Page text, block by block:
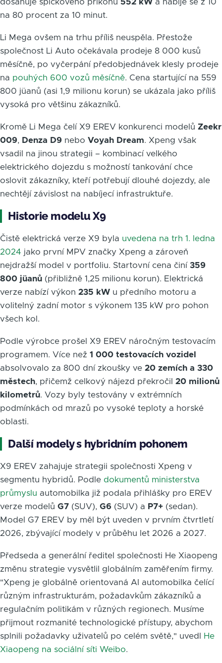
dosahuje špičkového příkonu 552 kW a nabije se z 10
na 80 procent za 10 minut.
Li Mega ovšem na trhu příliš neuspěla. Přestože
společnost Li Auto očekávala prodeje 8 000 kusů
měsíčně, po vyčerpání předobjednávek klesly prodeje
na pouhých 600 vozů měsíčně. Cena startující na 559
800 jüanů (asi 1,9 milionu korun) se ukázala jako příliš
vysoká pro většinu zákazníků.
Kromě Li Mega čelí X9 EREV konkurenci modelů Zeekr
009, Denza D9 nebo Voyah Dream. Xpeng však
vsadil na jinou strategii – kombinací velkého
elektrického dojezdu s možností tankování chce
oslovit zákazníky, kteří potřebují dlouhé dojezdy, ale
nechtějí závislost na nabíjecí infrastruktuře.
Historie modelu X9
Čistě elektrická verze X9 byla uvedena na trh 1. ledna
2024 jako první MPV značky Xpeng a zároveň
nejdražší model v portfoliu. Startovní cena činí 359
800 jüanů (přibližně 1,25 milionu korun). Elektrická
verze nabízí výkon 235 kW u předního motoru a
volitelný zadní motor s výkonem 135 kW pro pohon
všech kol.
Podle výrobce prošel X9 EREV náročným testovacím
programem. Více než 1 000 testovacích vozidel
absolvovalo za 800 dní zkoušky ve 20 zemích a 330
městech, přičemž celkový nájezd překročil 20 milionů
kilometrů. Vozy byly testovány v extrémních
podmínkách od mrazů po vysoké teploty a horské
oblasti.
Další modely s hybridním pohonem
X9 EREV zahajuje strategii společnosti Xpeng v
segmentu hybridů. Podle dokumentů ministerstva
průmyslu automobilka již podala přihlášky pro EREV
verze modelů G7 (SUV), G6 (SUV) a P7+ (sedan).
Model G7 EREV by měl být uveden v prvním čtvrtletí
2026, zbývající modely v průběhu let 2026 a 2027.
Předseda a generální ředitel společnosti He Xiaopeng
změnu strategie vysvětlil globálním zaměřením firmy.
"Xpeng je globálně orientovaná AI automobilka čelící
různým infrastrukturám, požadavkům zákazníků a
regulačním politikám v různých regionech. Musíme
přijmout rozmanité technologické přístupy, abychom
splnili požadavky uživatelů po celém světě," uvedl
He
Xiaopeng na sociální síti Weibo.